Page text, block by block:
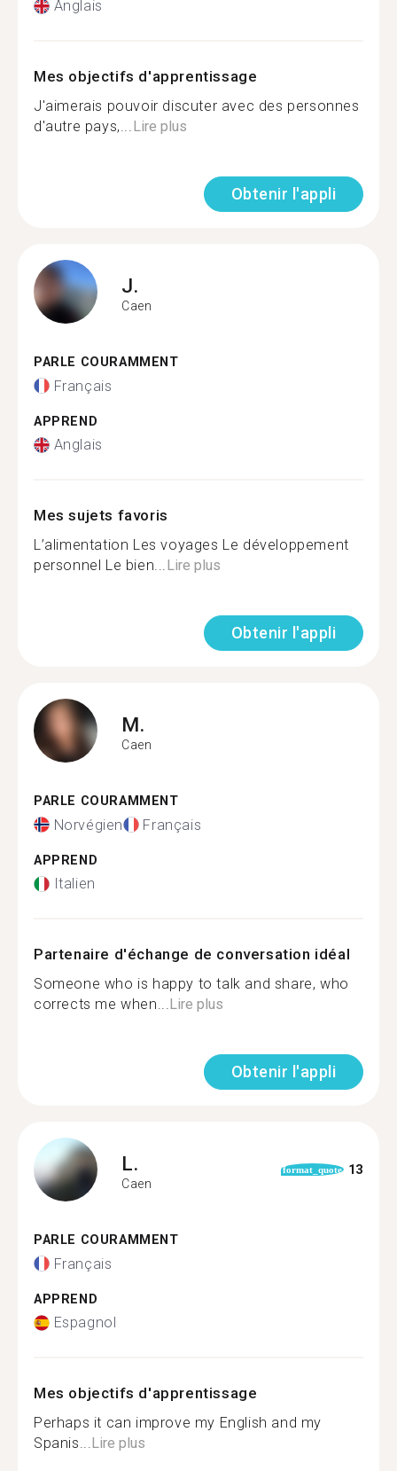
Anglais
Mes objectifs d'apprentissage
J'aimerais pouvoir discuter avec des personnes
d'autre pays,...Lire plus
Obtenir l'appli
J.
Caen
PARLE COURAMMENT
Français
APPREND
Anglais
Mes sujets favoris
L’alimentation Les voyages Le développement
personnel Le bien...Lire plus
Obtenir l'appli
M.
Caen
PARLE COURAMMENT
Norvégien Français
APPREND
Italien
Partenaire d'échange de conversation idéal
Someone who is happy to talk and share, who
corrects me when...Lire plus
Obtenir l'appli
L.
Caen
format_quote 13
PARLE COURAMMENT
Français
APPREND
Espagnol
Mes objectifs d'apprentissage
Perhaps it can improve my English and my
Spanis...Lire plus